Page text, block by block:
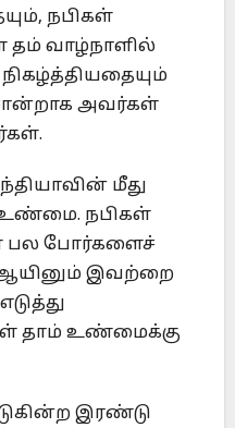
நபிகள்
வாழ்நாளில்
அவர்கள்
மீது
உண்மை. நபிகள்
பல போர்களைச்
இவற்றை
தாம் உண்மைக்கு
இரண்டு